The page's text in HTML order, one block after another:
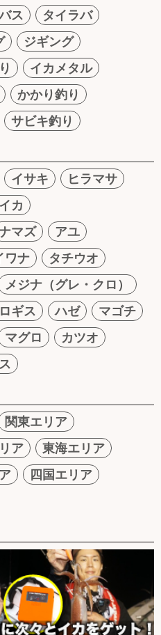
ス
タイラバ
ジギング
イカメタル
かかり釣り
サビキ釣り
イサキ
ヒラマサ
カ
マズ
アユ
ワナ
タチウオ
メジナ（グレ・クロ）
ギス ハゼ
マゴチ
マグロ
カツオ
関東エリア
ア
東海エリア
四国エリア